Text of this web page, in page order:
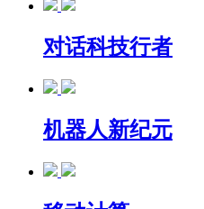
对话科技行者
机器人新纪元